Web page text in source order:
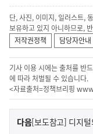
단, 사진, 이미지, 일러스트,
보유하고 있지 아니하므로,
저작권정책
담당자안내
기사 이용 시에는 출처를 반
에 따라 처벌될 수 있습니다.
<자료출처=정책브리핑
이다음기
[보도참고] 디지